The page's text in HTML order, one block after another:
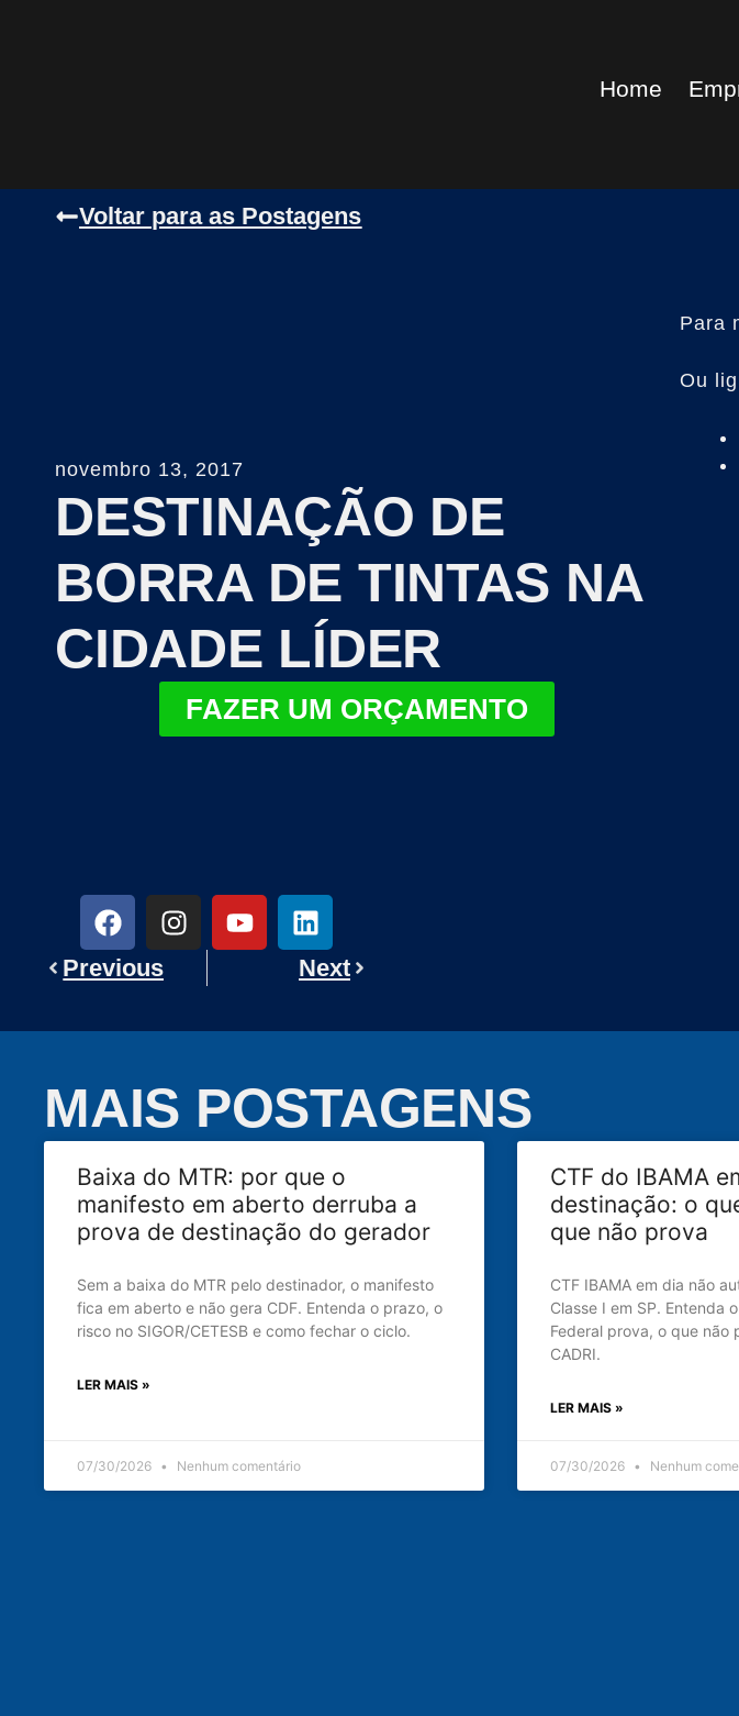
Home
Voltar para as Postagens
novembro 13, 2017
DESTINAÇÃO DE
BORRA DE TINTAS NA
CIDADE LÍDER
FAZER UM ORÇAMENTO
Para
Ou
Previous Next
MAIS POSTAGENS
Baixa do MTR: por que o
manifesto em aberto derruba a
prova de destinação do gerador
Sem a baixa do MTR pelo destinador, o manifesto
fica em aberto e não gera CDF. Entenda o prazo, o
risco no SIGOR/CETESB e como fechar o ciclo.
LER MAIS »
07/30/2026 Nenhum comentário
CTF do IBAMA
destinação: o
que não prova
CTF IBAMA em dia não
Classe I em SP. Entenda
Federal prova, o que não
CADRI.
LER MAIS »
07/30/2026 Nenhum